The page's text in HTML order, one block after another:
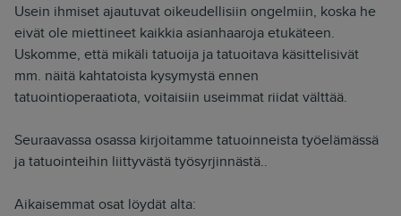
Usein ihmiset ajautuvat oikeudellisiin ongelmiin, koska he
eivät ole miettineet kaikkia asianhaaroja etukäteen.
Uskomme, että mikäli tatuoija ja tatuoitava käsittelisivät
mm. näitä kahtatoista kysymystä ennen
tatuointioperaatiota, voitaisiin useimmat riidat välttää.
Seuraavassa osassa kirjoitamme tatuoinneista työelämässä
ja tatuointeihin liittyvästä työsyrjinnästä..
Aikaisemmat osat löydät alta: